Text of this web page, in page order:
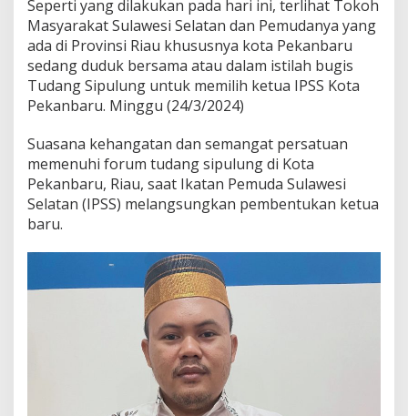
a
i
K
e
t
u
a
P
S
S
K
o
P
e
k
a
n
b
a
Seperti yang dilakukan pada hari ini, terlihat Tokoh
Masyarakat Sulawesi Selatan dan Pemudanya yang
ada di Provinsi Riau khususnya kota Pekanbaru
sedang duduk bersama atau dalam istilah bugis
Tudang Sipulung untuk memilih ketua IPSS Kota
Pekanbaru. Minggu (24/3/2024)
Suasana kehangatan dan semangat persatuan
memenuhi forum tudang sipulung di Kota
Pekanbaru, Riau, saat Ikatan Pemuda Sulawesi
Selatan (IPSS) melangsungkan pembentukan ketua
baru.